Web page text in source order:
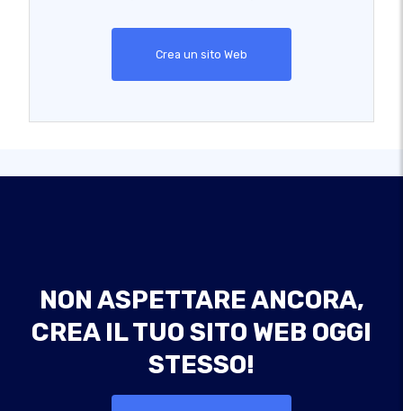
Crea un sito Web
NON ASPETTARE ANCORA,
CREA IL TUO SITO WEB OGGI
STESSO!